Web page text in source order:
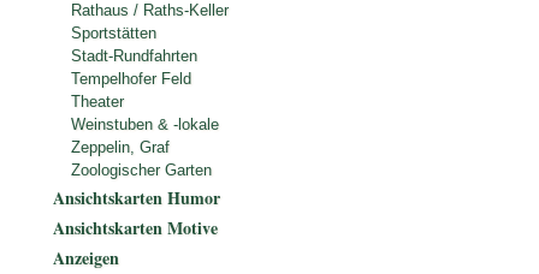
Rathaus / Raths-Keller
Sportstätten
Stadt-Rundfahrten
Tempelhofer Feld
Theater
Weinstuben & -lokale
Zeppelin, Graf
Zoologischer Garten
Ansichtskarten Humor
Ansichtskarten Motive
Anzeigen